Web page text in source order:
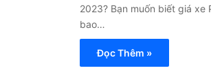
2023? Bạn muốn biết giá
bao…
Đọc Thêm »